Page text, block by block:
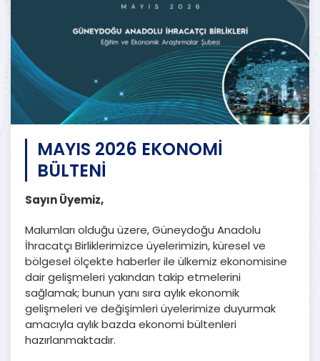
MAYIS 2026 EKONOMİ
BÜLTENİ
Sayın Üyemiz,
Malumları olduğu üzere, Güneydoğu Anadolu
İhracatçı Birliklerimizce üyelerimizin, küresel ve
bölgesel ölçekte haberler ile ülkemiz ekonomisine
dair gelişmeleri yakından takip etmelerini
sağlamak; bunun yanı sıra aylık ekonomik
gelişmeleri ve değişimleri üyelerimize duyurmak
amacıyla aylık bazda ekonomi bültenleri
hazırlanmaktadır.